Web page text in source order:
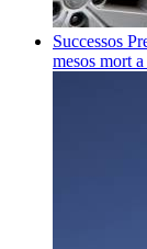
Successos
mesos mort